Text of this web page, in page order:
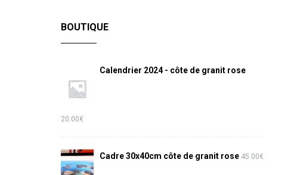
BOUTIQUE
Calendrier 2024 - côte de granit rose
20.00€
Cadre 30x40cm côte de granit rose 45.00€